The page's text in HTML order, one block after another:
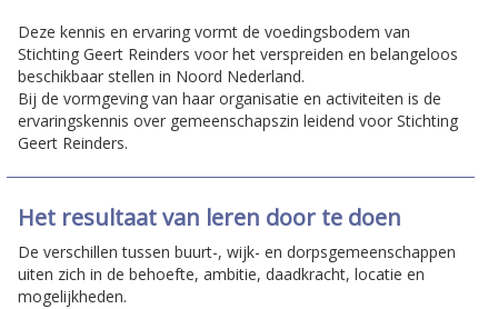
Deze kennis en ervaring vormt de voedingsbodem van
Stichting Geert Reinders voor het verspreiden en belangeloos
beschikbaar stellen in Noord Nederland.
Bij de vormgeving van haar organisatie en activiteiten is de
ervaringskennis over gemeenschapszin leidend voor Stichting
Geert Reinders.
Het resultaat van leren door te doen
De verschillen tussen buurt-, wijk- en dorpsgemeenschappen
uiten zich in de behoefte, ambitie, daadkracht, locatie en
mogelijkheden.